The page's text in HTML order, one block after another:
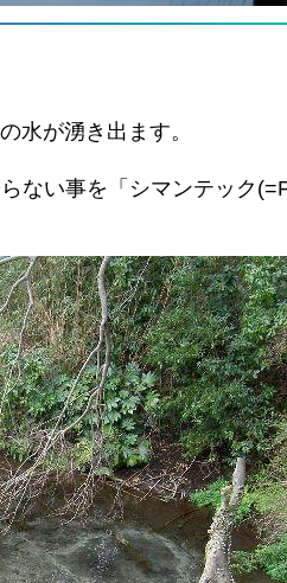
水が湧き出ます。
い事を「シマンテック